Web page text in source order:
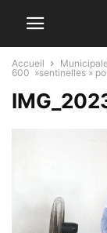
Accueil
600 »sentinelles »